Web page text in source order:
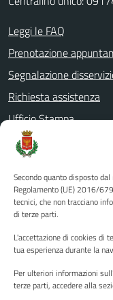
Secondo quanto disposto
Regolamento (UE) 2016/
tecnici, che non tracciano
di terze parti.
L'accettazione di cookies di
tua esperienza durante la
Per ulteriori informazioni
terze parti, accedere alla
Leggi le FAQ
Prenotazione
Segnalazione
Richiesta assistenza
Ufficio Stampa
Amministrazione
Albo pretorio
Informativa privacy
Note legali
Piano di